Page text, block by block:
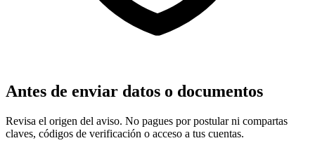
Antes de enviar datos o documentos
Revisa el origen del aviso. No pagues por postular ni compartas
claves, códigos de verificación o acceso a tus cuentas.